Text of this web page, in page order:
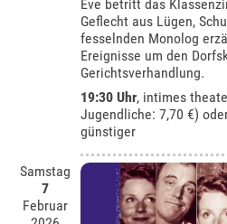
Eve betritt das
Geflecht aus Lügen,
fesselnden Monolog
Ereignisse um den
Gerichtsverhandlung.
19:30 Uhr, intimes
Jugendliche: 7,70 €)
günstiger
Samstag
7
Februar